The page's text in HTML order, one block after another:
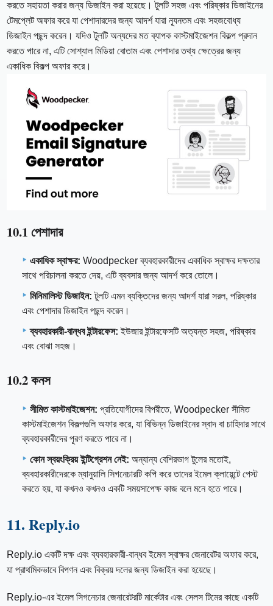
করতে সহায়তা করার জন্য ডিজাইন করা হয়েছে। টুলটি সহজ এবং পরিষ্কার ডিজাইনের
টেমপ্লেট অফার করে যা পেশাদারদের জন্য আদর্শ যারা ন্যূনতম এবং সহজবোধ্য
ডিজাইন পছন্দ করেন। যদিও টুলটি অন্যদের মত ব্যাপক কাস্টমাইজেশন বিকল্প প্রদান
করতে পারে না, এটি সোশ্যাল মিডিয়া বোতাম এবং পেশাদার তথ্য ক্ষেত্রের জন্য
একাধিক বিকল্প অফার করে।
10.1 পেশাদার
একাধিক স্বাক্ষর: Woodpecker ব্যবহারকারীদের একাধিক স্বাক্ষর দক্ষতার
সাথে পরিচালনা করতে দেয়, এটি ব্যবসার জন্য আদর্শ করে তোলে।
মিনিমালিস্ট ডিজাইন: টুলটি এমন ব্যক্তিদের জন্য আদর্শ যারা সরল, পরিষ্কার
এবং পেশাদার ডিজাইন পছন্দ করেন।
ব্যবহারকারী-বান্ধব ইন্টারফেস: ইউজার ইন্টারফেসটি অত্যন্ত সহজ, পরিষ্কার
এবং বোঝা সহজ।
10.2 কনস
সীমিত কাস্টমাইজেশন: প্রতিযোগীদের বিপরীতে, Woodpecker সীমিত
কাস্টমাইজেশন বিকল্পগুলি অফার করে, যা বিভিন্ন ডিজাইনের স্বাদ বা চাহিদার সাথে
ব্যবহারকারীদের পূরণ করতে পারে না।
কোন স্বয়ংক্রিয় ইন্টিগ্রেশন নেই: অন্যান্য বেশিরভাগ টুলের মতোই,
ব্যবহারকারীদেরকে ম্যানুয়ালি সিগনেচারটি কপি করে তাদের ইমেল ক্লায়েন্টে পেস্ট
করতে হয়, যা কখনও কখনও একটি সময়সাপেক্ষ কাজ বলে মনে হতে পারে।
11. Reply.io
Reply.io একটি দক্ষ এবং ব্যবহারকারী-বান্ধব ইমেল স্বাক্ষর জেনারেটর অফার করে,
যা প্রাথমিকভাবে বিপণন এবং বিক্রয় দলের জন্য ডিজাইন করা হয়েছে।
Reply.io-এর ইমেল সিগনেচার জেনারেটরটি মার্কেটার এবং সেলস টিমের কাছে একটি